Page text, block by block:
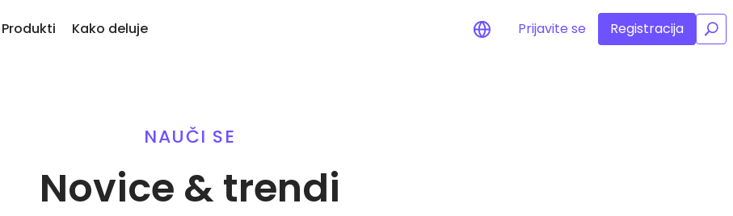
Kaj če bi kupil 100 EUR…
...danes bi bil vreden
Produkti
Zaslužite nagrade s svojim
kriptovalutami
Varčujte kriptovalute za svojo
prihodnost
Raziščite sredstva
Odkrijte naložbene priložnosti
Kako deluje Prijavite se Registracija /
NAUČI SE
Novice & trendi